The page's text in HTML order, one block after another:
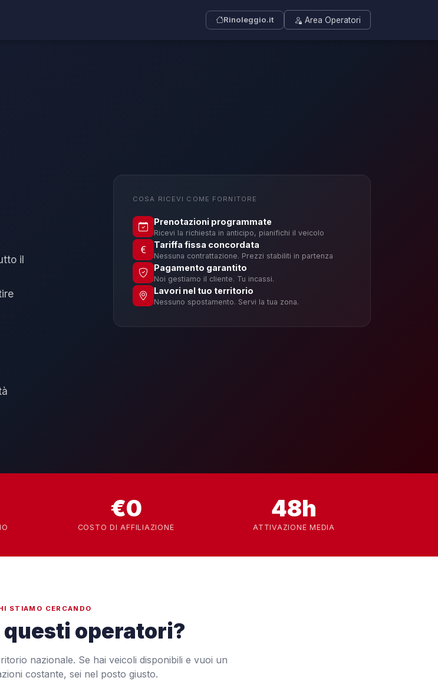
Rinoleggio.it Area Operatori
il
COSA RICEVI COME FORNITORE
Prenotazioni programmate
Ricevi la richiesta in anticipo, pianifichi il veicolo
Tariffa fissa concordata
Nessuna contrattazione. Prezzi stabiliti in partenza
Pagamento garantito
Noi gestiamo il cliente. Tu incassi.
Lavori nel tuo territorio
Nessuno spostamento. Servi la tua zona.
€0
COSTO DI AFFILIAZIONE
48h
ATTIVAZIONE MEDIA
STIAMO CERCANDO
questi operatori?
nazionale. Se hai veicoli disponibili e vuoi un
costante, sei nel posto giusto.